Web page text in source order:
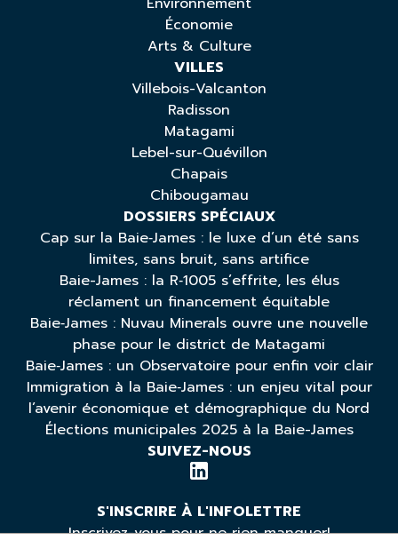
Économie
Arts & Culture
VILLES
Villebois-Valcanton
Radisson
Matagami
Lebel-sur-Quévillon
Chapais
Chibougamau
DOSSIERS SPÉCIAUX
Cap sur la Baie‑James : le luxe d’un été sans
limites, sans bruit, sans artifice
Baie-James : la R‑1005 s’effrite, les élus
réclament un financement équitable
Baie‑James : Nuvau Minerals ouvre une nouvelle
phase pour le district de Matagami
Baie‑James : un Observatoire pour enfin voir clair
Immigration à la Baie‑James : un enjeu vital pour
l’avenir économique et démographique du Nord
Élections municipales 2025 à la Baie-James
SUIVEZ-NOUS
S'INSCRIRE À L'INFOLETTRE
Inscrivez-vous pour ne rien manquer!